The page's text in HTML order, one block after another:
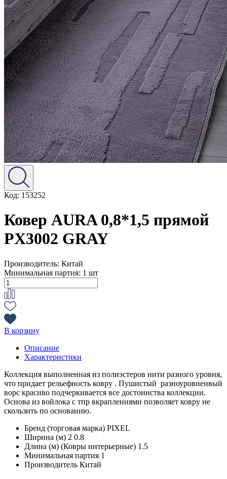
Код: 153252
Ковер AURA 0,8*1,5 прямой
PX3002 GRAY
Производитель: Китай
Минимальная партия: 1 шт
В корзину
Описание
Характеристики
Коллекция выполненная из полиэстеров нити разного уровня,
что придает рельефность ковру . Пушистый разноуровненвый
ворс красиво подчеркивается все достоинства коллекции.
Основа из войлока с тпр вкраплениями позволяет ковру не
скользить по основанию.
Бренд (торговая марка) PIXEL
Ширина (м) 2 0.8
Длина (м) (Ковры интерьерные) 1.5
Минимальная партия 1
Производитель Китай